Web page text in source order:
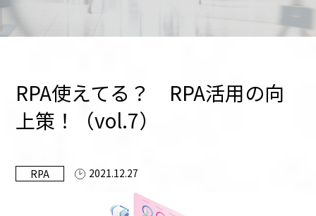
セミナー
ブログ
お知らせ
資料ダウンロード
RPA使えてる？ RPA活用の向
上策！（vol.7）
RPA 2021.12.27